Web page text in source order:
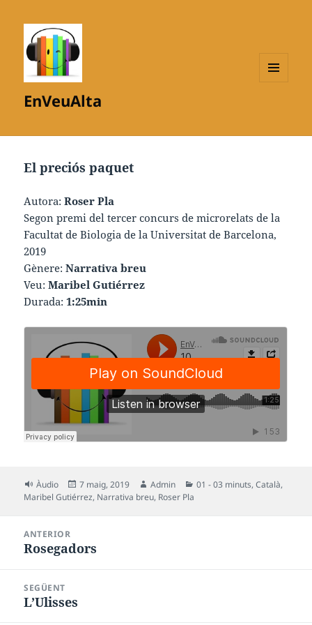
EnVeuAlta
El preciós paquet
Autora:Roser Pla
Segon premi del tercer concurs de microrelats de la
Facultat de Biologia de la Universitat de Barcelona,
2019
Gènere:Narrativa breu
Veu:Maribel Gutiérrez
Durada:1:25min
Format
Àudio
Publicat
el
7 maig, 2019 Autor
Admin Categories
01 - 03 minuts,Català,
Maribel Gutiérrez, Narrativa breu, Roser Pla
d'entrades
ANTERIOR
Entrada
Rosegadors
SEGÜENT
Entrada
L’Ulisses